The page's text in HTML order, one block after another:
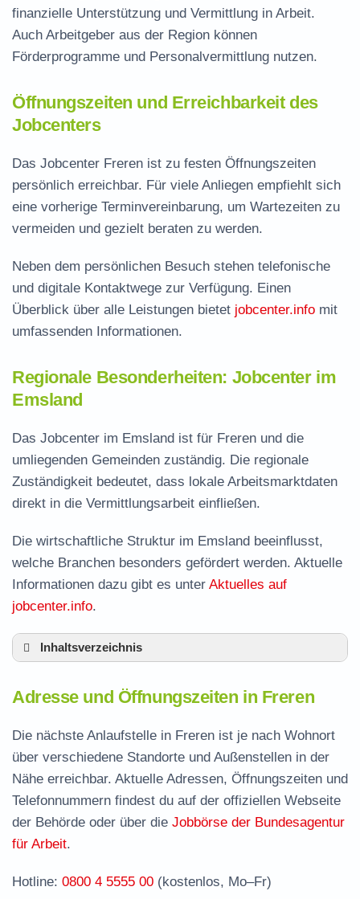
finanzielle Unterstützung und Vermittlung in Arbeit.
Auch Arbeitgeber aus der Region können
Förderprogramme und Personalvermittlung nutzen.
Öffnungszeiten und Erreichbarkeit des
Jobcenters
Das Jobcenter Freren ist zu festen Öffnungszeiten
persönlich erreichbar. Für viele Anliegen empfiehlt sich
eine vorherige Terminvereinbarung, um Wartezeiten zu
vermeiden und gezielt beraten zu werden.
Neben dem persönlichen Besuch stehen telefonische
und digitale Kontaktwege zur Verfügung. Einen
Überblick über alle Leistungen bietet jobcenter.info mit
umfassenden Informationen.
Regionale Besonderheiten: Jobcenter im
Emsland
Das Jobcenter im Emsland ist für Freren und die
umliegenden Gemeinden zuständig. Die regionale
Zuständigkeit bedeutet, dass lokale Arbeitsmarktdaten
direkt in die Vermittlungsarbeit einfließen.
Die wirtschaftliche Struktur im Emsland beeinflusst,
welche Branchen besonders gefördert werden. Aktuelle
Informationen dazu gibt es unter Aktuelles auf
jobcenter.info.
Inhaltsverzeichnis
Leistungen der Arbeitsvermittlung in Freren
Termin vereinbaren und Bürgergeld beantragen
Jobcenter Emsland – zuständige Stelle
Stellenangebote und Jobbörse in Freren
Häufige Fragen rund ums Jobcenter
Adresse und Öffnungszeiten in Freren
Die nächste Anlaufstelle in Freren ist je nach Wohnort
über verschiedene Standorte und Außenstellen in der
Nähe erreichbar. Aktuelle Adressen, Öffnungszeiten und
Telefonnummern findest du auf der offiziellen Webseite
der Behörde oder über die Jobbörse der Bundesagentur
für Arbeit.
Hotline: 0800 4 5555 00 (kostenlos, Mo–Fr)